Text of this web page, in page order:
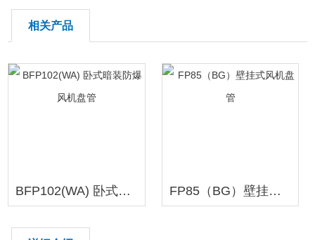
相关产品
BFP102(WA) 卧式暗装防爆风机盘管 FP85（BG）壁挂式风机盘管